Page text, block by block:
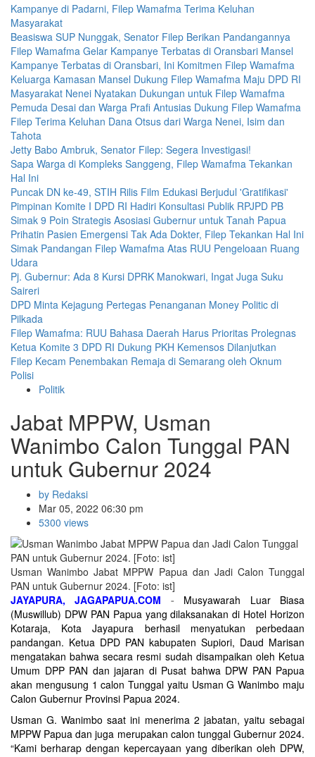
Kampanye di Padarni, Filep Wamafma Terima Keluhan
Masyarakat
Beasiswa SUP Nunggak, Senator Filep Berikan Pandangannya
Filep Wamafma Gelar Kampanye Terbatas di Oransbari Mansel
Kampanye Terbatas di Oransbari, Ini Komitmen Filep Wamafma
Keluarga Kamasan Mansel Dukung Filep Wamafma Maju DPD RI
Masyarakat Nenei Nyatakan Dukungan untuk Filep Wamafma
Pemuda Desai dan Warga Prafi Antusias Dukung Filep Wamafma
Filep Terima Keluhan Dana Otsus dari Warga Nenei, Isim dan
Tahota
Jetty Babo Ambruk, Senator Filep: Segera Investigasi!
Sapa Warga di Kompleks Sanggeng, Filep Wamafma Tekankan
Hal Ini
Puncak DN ke-49, STIH Rilis Film Edukasi Berjudul 'Gratifikasi'
Pimpinan Komite I DPD RI Hadiri Konsultasi Publik RPJPD PB
Simak 9 Poin Strategis Asosiasi Gubernur untuk Tanah Papua
Prihatin Pasien Emergensi Tak Ada Dokter, Filep Tekankan Hal Ini
Simak Pandangan Filep Wamafma Atas RUU Pengeloaan Ruang
Udara
Pj. Gubernur: Ada 8 Kursi DPRK Manokwari, Ingat Juga Suku
Saireri
DPD Minta Kejagung Pertegas Penanganan Money Politic di
Pilkada
Filep Wamafma: RUU Bahasa Daerah Harus Prioritas Prolegnas
Ketua Komite 3 DPD RI Dukung PKH Kemensos Dilanjutkan
Filep Kecam Penembakan Remaja di Semarang oleh Oknum
Polisi
Politik
Jabat MPPW, Usman
Wanimbo Calon Tunggal PAN
untuk Gubernur 2024
by Redaksi
Mar 05, 2022 06:30 pm
5300 views
Usman Wanimbo Jabat MPPW Papua dan Jadi Calon Tunggal
PAN untuk Gubernur 2024. [Foto: ist]
JAYAPURA, JAGAPAPUA.COM - Musyawarah Luar Biasa
(Muswillub) DPW PAN Papua yang dilaksanakan di Hotel Horizon
Kotaraja, Kota Jayapura berhasil menyatukan perbedaan
pandangan. Ketua DPD PAN kabupaten Supiori, Daud Marisan
mengatakan bahwa secara resmi sudah disampaikan oleh Ketua
Umum DPP PAN dan jajaran di Pusat bahwa DPW PAN Papua
akan mengusung 1 calon Tunggal yaitu Usman G Wanimbo maju
Calon Gubernur Provinsi Papua 2024.
Usman G. Wanimbo saat ini menerima 2 jabatan, yaitu sebagai
MPPW Papua dan juga merupakan calon tunggal Gubernur 2024.
“Kami berharap dengan kepercayaan yang diberikan oleh DPW,